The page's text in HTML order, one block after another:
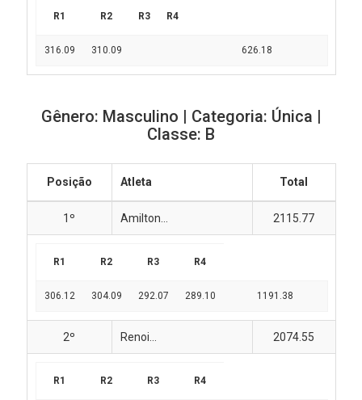
R1 R2 R3 R4
316.09 310.09 626.18
Gênero: Masculino | Categoria: Única |
Classe: B
Posição Atleta Total
1º Amilton... 2115.77
R1 R2 R3 R4
306.12 304.09 292.07 289.10 1191.38
2º Renoi... 2074.55
R1 R2 R3 R4